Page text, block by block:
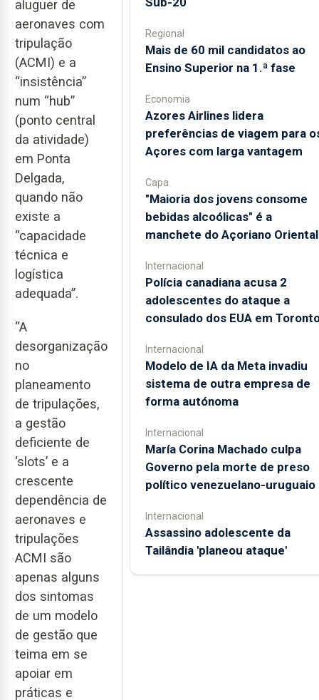
aluguer de
aeronaves com
tripulação
(ACMI) e a
“insistência”
num “hub”
(ponto central
da atividade)
em Ponta
Delgada,
quando não
existe a
“capacidade
técnica e
logística
adequada”.
“A
desorganização
no
planeamento
de tripulações,
a gestão
deficiente de
‘slots’ e a
crescente
dependência de
aeronaves e
tripulações
ACMI são
apenas alguns
dos sintomas
de um modelo
de gestão que
teima em se
apoiar em
práticas e
Regional
Mais de 60 mil candidatos ao
Ensino Superior na 1.ª fase
Economia
Azores Airlines lidera
preferências de viagem para
Açores com larga vantagem
Capa
"Maioria dos jovens consome
bebidas alcoólicas" é a
manchete do Açoriano Oriental
Internacional
Polícia canadiana acusa 2
adolescentes do ataque a
consulado dos EUA em
Internacional
Modelo de IA da Meta invadiu
sistema de outra empresa de
forma autónoma
Internacional
María Corina Machado culpa
Governo pela morte de preso
político venezuelano-uruguaio
Internacional
Assassino adolescente da
Tailândia 'planeou ataque'